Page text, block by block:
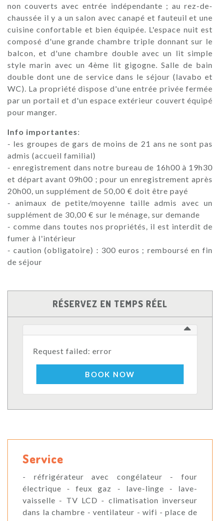
non couverts avec entrée indépendante ; au rez-de-
chaussée il y a un salon avec canapé et fauteuil et une
cuisine confortable et bien équipée. L'espace nuit est
composé d'une grande chambre triple donnant sur le
balcon, et d'une chambre double avec un lit simple
style marin avec un 4ème lit gigogne. Salle de bain
double dont une de service dans le séjour (lavabo et
WC). La propriété dispose d'une entrée privée fermée
par un portail et d'un espace extérieur couvert équipé
pour manger.
Info importantes:
- les groupes de gars de moins de 21 ans ne sont pas
admis (accueil familial)
- enregistrement dans notre bureau de 16h00 à 19h30
et départ avant 09h00 ; pour un enregistrement après
20h00, un supplément de 50,00 € doit être payé
- animaux de petite/moyenne taille admis avec un
supplément de 30,00 € sur le ménage, sur demande
- comme dans toutes nos propriétés, il est interdit de
fumer à l'intérieur
- caution (obligatoire) : 300 euros ; remboursé en fin
de séjour
RÉSERVEZ EN TEMPS RÉEL
Request failed: error
BOOK NOW
Service
- réfrigérateur avec congélateur - four
électrique - feux gaz - lave-linge - lave-
vaisselle - TV LCD - climatisation inverseur
dans la chambre - ventilateur - wifi - place de